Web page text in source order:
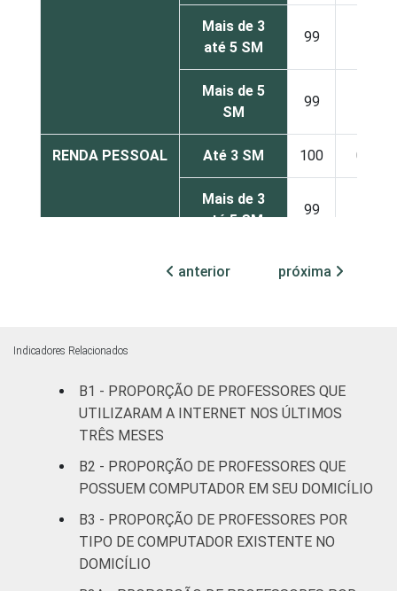
Mais de 3
até 5 SM
99
Mais de 5
SM
99
RENDA PESSOAL Até 3 SM 100 0
Mais de 3
até 5 SM
99
Mais de 5
99
Oeste
99
Sudeste 100 0
Sul 99
DEPENDÊNCIA
anterior próxima
Indicadores Relacionados
B1 - PROPORÇÃO DE PROFESSORES QUE
UTILIZARAM A INTERNET NOS ÚLTIMOS
TRÊS MESES
B2 - PROPORÇÃO DE PROFESSORES QUE
POSSUEM COMPUTADOR EM SEU DOMICÍLIO
B3 - PROPORÇÃO DE PROFESSORES POR
TIPO DE COMPUTADOR EXISTENTE NO
DOMICÍLIO